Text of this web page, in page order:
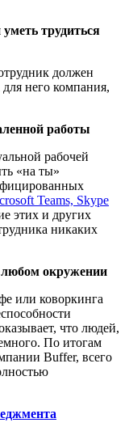
трудиться
должен
него компания,
работы
рабочей
«на ты»
Teams, Skype
этих и других
никаких
любом окружении
или коворкинга
что людей,
По итогам
Buffer, всего